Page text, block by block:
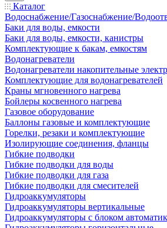
Каталог
Водоснабжение/Газоснабжение/
Баки для воды, емкости
Баки для воды, емкости, канистры
Комплектующие к бакам, емкостям
Водонагреватели
Водонагреватели накопительные
Комплектующие для водонагревателей
Краны мгновенного нагрева
Бойлеры косвенного нагрева
Газовое оборудование
Баллоны газовые и комплектующие
Горелки, резаки и комплектующие
Изолирующие соединения, фланцы
Гибкие подводки
Гибкие подводки для воды
Гибкие подводки для газа
Гибкие подводки для смесителей
Гидроаккумуляторы
Гидроаккумуляторы вертикальные
Гидроаккумуляторы с блоком